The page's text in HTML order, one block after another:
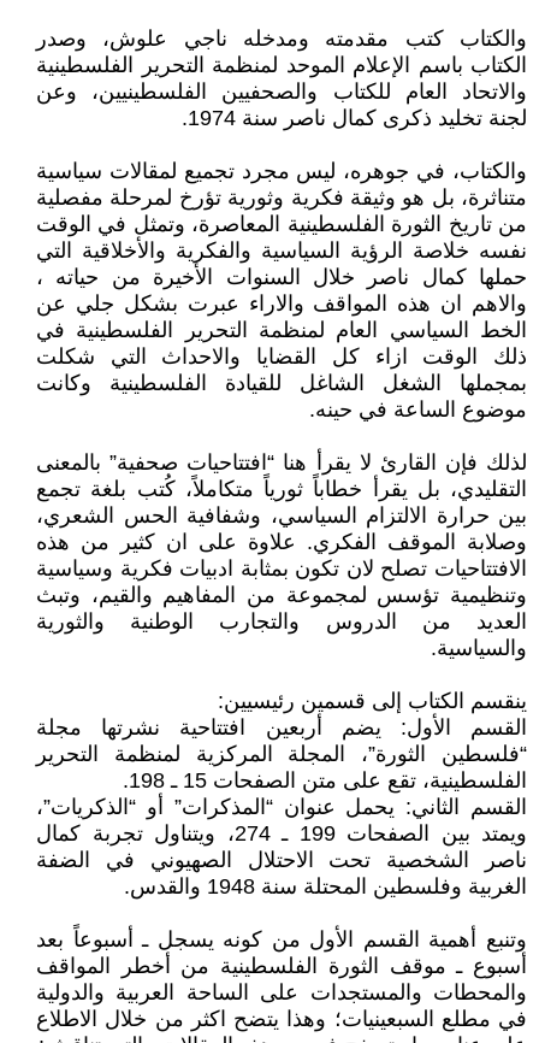
والكتاب كتب مقدمته ومدخله ناجي علوش، وصدر
الكتاب باسم الإعلام الموحد لمنظمة التحرير الفلسطينية
والاتحاد العام للكتاب والصحفيين الفلسطينيين، وعن
لجنة تخليد ذكرى كمال ناصر سنة 1974.
والكتاب، في جوهره، ليس مجرد تجميع لمقالات سياسية
متناثرة، بل هو وثيقة فكرية وثورية تؤرخ لمرحلة مفصلية
من تاريخ الثورة الفلسطينية المعاصرة، وتمثل في الوقت
نفسه خلاصة الرؤية السياسية والفكرية والأخلاقية التي
حملها كمال ناصر خلال السنوات الأخيرة من حياته ،
والاهم ان هذه المواقف والاراء عبرت بشكل جلي عن
الخط السياسي العام لمنظمة التحرير الفلسطينية في
ذلك الوقت ازاء كل القضايا والاحداث التي شكلت
بمجملها الشغل الشاغل للقيادة الفلسطينية وكانت
موضوع الساعة في حينه.
لذلك فإن القارئ لا يقرأ هنا “افتتاحيات صحفية” بالمعنى
التقليدي، بل يقرأ خطاباً ثورياً متكاملاً، كُتب بلغة تجمع
بين حرارة الالتزام السياسي، وشفافية الحس الشعري،
وصلابة الموقف الفكري. علاوة على ان كثير من هذه
الافتتاحيات تصلح لان تكون بمثابة ادبيات فكرية وسياسية
وتنظيمية تؤسس لمجموعة من المفاهيم والقيم، وتبث
العديد من الدروس والتجارب الوطنية والثورية
والسياسية.
ينقسم الكتاب إلى قسمين رئيسيين:
القسم الأول: يضم أربعين افتتاحية نشرتها مجلة
“فلسطين الثورة”، المجلة المركزية لمنظمة التحرير
الفلسطينية، تقع على متن الصفحات 15 ـ 198.
القسم الثاني: يحمل عنوان “المذكرات” أو “الذكريات”،
ويمتد بين الصفحات 199 ـ 274، ويتناول تجربة كمال
ناصر الشخصية تحت الاحتلال الصهيوني في الضفة
الغربية وفلسطين المحتلة سنة 1948 والقدس.
وتنبع أهمية القسم الأول من كونه يسجل ـ أسبوعاً بعد
أسبوع ـ موقف الثورة الفلسطينية من أخطر المواقف
والمحطات والمستجدات على الساحة العربية والدولية
في مطلع السبعينيات؛ وهذا يتضح اكثر من خلال الاطلاع